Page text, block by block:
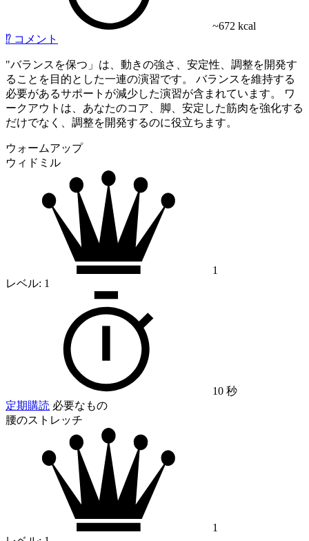
~672 kcal
⁉️ コメント
"バランスを保つ 」は、動きの強さ、安定性、調整を開発す
ることを目的とした一連の演習です。 バランスを維持する
必要があるサポートが減少した演習が含まれています。 ワ
ークアウトは、あなたのコア、脚、安定した筋肉を強化する
だけでなく、調整を開発するのに役立ちます。
ウォームアップ
ウィドミル
1
レベル: 1
10 秒
定期購読 必要なもの
腰のストレッチ
1